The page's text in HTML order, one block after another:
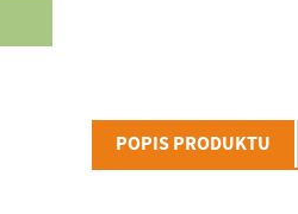
POPIS PRODUKTU